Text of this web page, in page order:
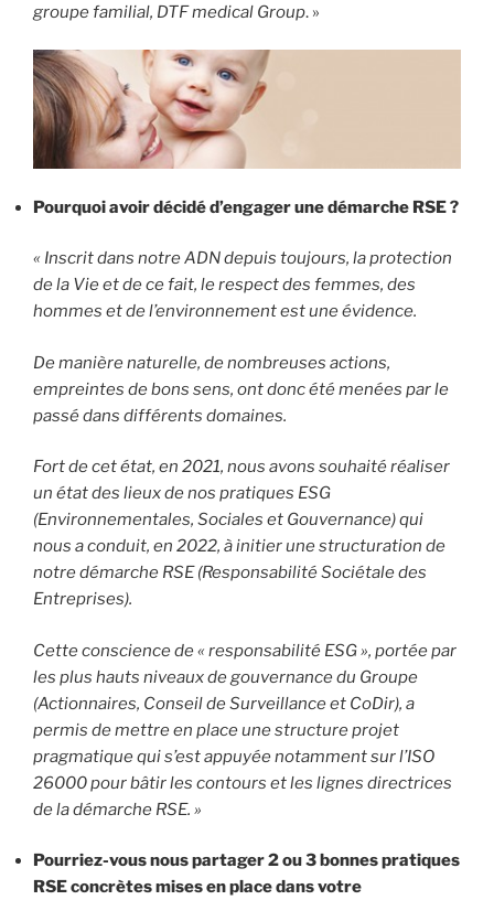
groupe familial, DTF medical Group. »
Pourquoi avoir décidé d’engager une démarche RSE ?
« Inscrit dans notre ADN depuis toujours, la protection
de la Vie et de ce fait, le respect des femmes, des
hommes et de l’environnement est une évidence.
De manière naturelle, de nombreuses actions,
empreintes de bons sens, ont donc été menées par le
passé dans différents domaines.
Fort de cet état, en 2021, nous avons souhaité réaliser
un état des lieux de nos pratiques ESG
(Environnementales, Sociales et Gouvernance) qui
nous a conduit, en 2022, à initier une structuration de
notre démarche RSE (Responsabilité Sociétale des
Entreprises).
Cette conscience de « responsabilité ESG », portée par
les plus hauts niveaux de gouvernance du Groupe
(Actionnaires, Conseil de Surveillance et CoDir), a
permis de mettre en place une structure projet
pragmatique qui s’est appuyée notamment sur l’ISO
26000 pour bâtir les contours et les lignes directrices
de la démarche RSE. »
Pourriez-vous nous partager 2 ou 3 bonnes pratiques
RSE concrètes mises en place dans votre